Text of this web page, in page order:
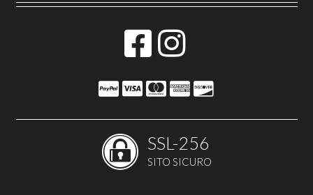
SSL-256
SITO SICURO